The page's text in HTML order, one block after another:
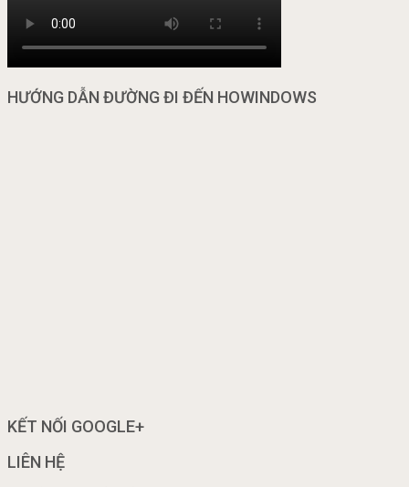
HƯỚNG DẪN ĐƯỜNG ĐI ĐẾN HOWINDOWS
KẾT NỐI GOOGLE+
LIÊN HỆ